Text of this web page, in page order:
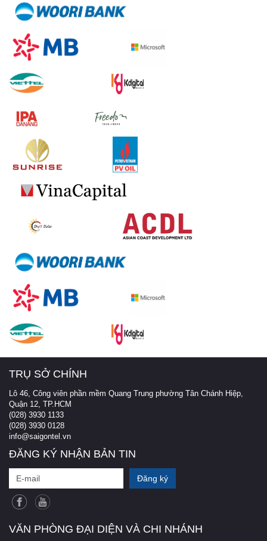
TRỤ SỞ CHÍNH
Lô 46, Công viên phần mềm Quang Trung phường Tân Chánh Hiệp,
Quận 12, TP.HCM
(028) 3930 1133
(028) 3930 0128
info@saigontel.vn
ĐĂNG KÝ NHẬN BẢN TIN
VĂN PHÒNG ĐẠI DIỆN VÀ CHI NHÁNH